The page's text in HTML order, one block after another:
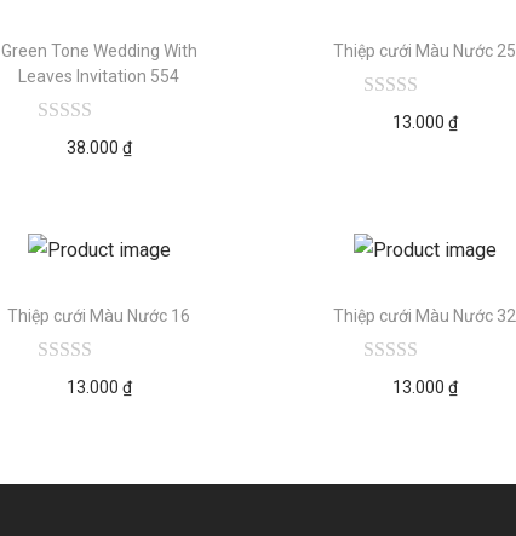
Green Tone Wedding With
Leaves Invitation 554
38.000 ₫
Thiệp cưới Màu Nước 25
13.000 ₫
Thiệp cưới Màu Nước 16
13.000 ₫
Thiệp cưới Màu Nước 32
13.000 ₫